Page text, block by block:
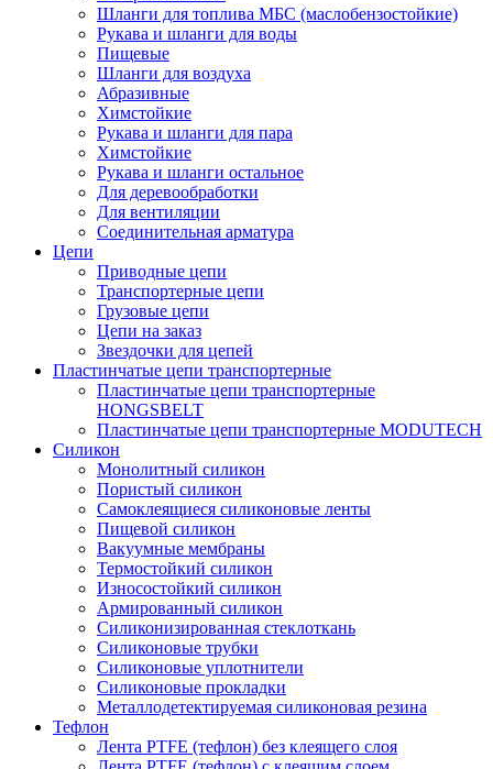
Шланги для топлива МБС (маслобензостойкие)
Рукава и шланги для воды
Пищевые
Шланги для воздуха
Абразивные
Химстойкие
Рукава и шланги для пара
Химстойкие
Рукава и шланги остальное
Для деревообработки
Для вентиляции
Соединительная арматура
Цепи
Приводные цепи
Транспортерные цепи
Грузовые цепи
Цепи на заказ
Звездочки для цепей
Пластинчатые цепи транспортерные
Пластинчатые цепи транспортерные
HONGSBELT
Пластинчатые цепи транспортерные MODUTECH
Силикон
Монолитный силикон
Пористый силикон
Самоклеящиеся силиконовые ленты
Пищевой силикон
Вакуумные мембраны
Термостойкий силикон
Износостойкий силикон
Армированный силикон
Силиконизированная стеклоткань
Силиконовые трубки
Силиконовые уплотнители
Силиконовые прокладки
Металлодетектируемая силиконовая резина
Тефлон
Лента PTFE (тефлон) без клеящего слоя